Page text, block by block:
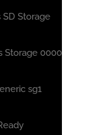
SD Storage
Storage 0000
sg1